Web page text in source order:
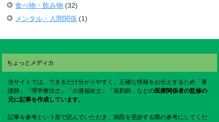
食べ物・飲み物 (32)
メンタル・人間関係 (1)
ちょっとメディカ
当サイトでは、できるだけ分かりやすく、正確な情報をお伝えするため「看
護師」「理学療法士」「介護福祉士」「薬剤師」などの医療関係者の監修の
元に記事を作成しています。
記事を参考という形で読んでいただき、病院を受診する際の参考にしてくだ